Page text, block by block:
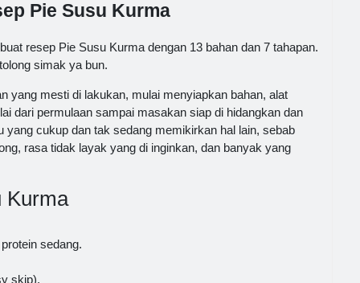
Pie Susu Kurma
resep Pie Susu Kurma dengan 13 bahan dan 7 tahapan.
simak ya bun.
yang mesti di lakukan, mulai menyiapkan bahan, alat
dari permulaan sampai masakan siap di hidangkan dan
cukup dan tak sedang memikirkan hal lain, sebab
rasa tidak layak yang di inginkan, dan banyak yang
Kurma
sedang.
skip).